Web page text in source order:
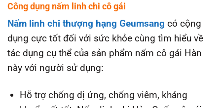
Công dụng nấm linh chi cô gái
Nấm linh chi thượng hạng Geumsang có cộng
dụng cực tốt đối với sức khỏe cùng tìm hiểu về
tác dụng cụ thể của sản phẩm nấm cô gái Hàn
này với người sử dụng:
Hỗ trợ chống dị ứng, chống viêm, kháng